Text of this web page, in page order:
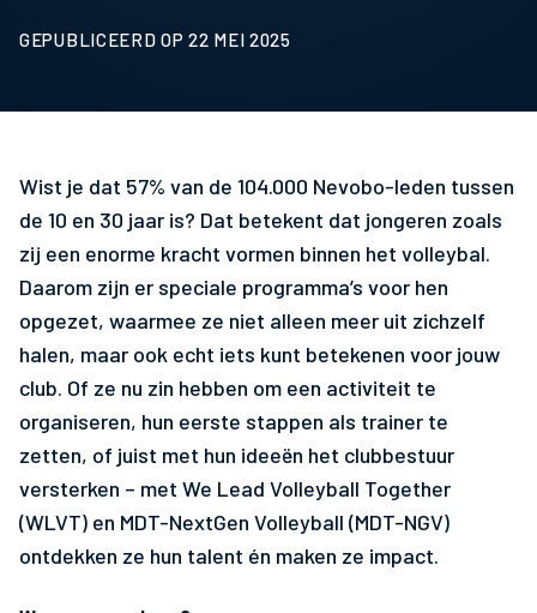
GEPUBLICEERD OP 22 MEI 2025
Wist je dat 57% van de 104.000 Nevobo-leden tussen
de 10 en 30 jaar is? Dat betekent dat jongeren zoals
zij een enorme kracht vormen binnen het volleybal.
Daarom zijn er speciale programma’s voor hen
opgezet, waarmee ze niet alleen meer uit zichzelf
halen, maar ook echt iets kunt betekenen voor jouw
club. Of ze nu zin hebben om een activiteit te
organiseren, hun eerste stappen als trainer te
zetten, of juist met hun ideeën het clubbestuur
versterken – met We Lead Volleyball Together
(WLVT) en MDT-NextGen Volleyball (MDT-NGV)
ontdekken ze hun talent én maken ze impact.